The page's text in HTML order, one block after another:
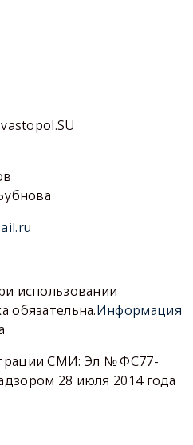
использовании
обязательна.Информация
СМИ: Эл № ФС77-
28 июля 2014 года